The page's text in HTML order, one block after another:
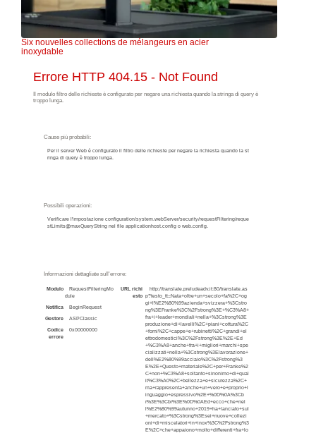
Six nouvelles collections de mélangeurs en acier
inoxydable
Errore HTTP 404.15 - Not Found
Il modulo filtro delle richieste è configurato per negare una richiesta quando la stringa di query è
troppo lunga.
Cause più probabili:
Per il server Web è configurato il filtro delle richieste per negare la richiesta quando la st
ringa di query è troppo lunga.
Possibili operazioni:
Verificare l'impostazione configuration/system.webServer/security/requestFiltering/reque
stLimits@maxQueryString nel file applicationhost.config o web.config.
Informazioni dettagliate sull'errore:
Modulo
RequestFilteringMo
dule
Notifica BeginRequest
Gestore ASPClassic
Codice
errore
0x00000000
URL richi
esto
http://translate.preludeadv.it:80/translate.as
p?testo_tt=Nata+oltre+un+secolo+fa%2C+og
gi+l%E2%80%99azienda+svizzera+%3Cstro
ng%3EFranke%3C%2Fstrong%3E+%C3%A8+
fra+i+leader+mondiali+nella+%3Cstrong%3E
produzione+di+lavelli%2C+piani+cottura%2C
+forni%2C+cappe+e+rubinetti%2C+grandi+el
ettrodomestici%3C%2Fstrong%3E%2E+Ed
+%C3%A8+anche+fra+i+migliori+marchi+spe
cializzati+nella+%3Cstrong%3Elavorazione+
dell%E2%80%99acciaio%3C%2Fstrong%3
E%2E+Questo+materiale%2C+per+Franke%2
C+non+%C3%A8+soltanto+sinonimo+di+qual
it%C3%A0%2C+bellezza+e+sicurezza%2C+
ma+rappresenta+anche+un+vero+e+proprio+l
inguaggio+espressivo%2E+%0D%0A%3Cb
r%3E%3Cbr%3E%0D%0AEd+ecco+che+nel
l%E2%80%99autunno+2019+ha+lanciato+sul
+mercato+%3Cstrong%3Esei+nuove+collezi
oni+di+miscelatori+in+inox%3C%2Fstrong%3
E%2C+che+appaiono+molto+differenti+fra+lo